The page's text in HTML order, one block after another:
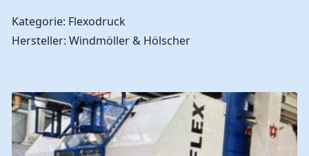
Kategorie: Flexodruck
Hersteller: Windmöller & Hölscher